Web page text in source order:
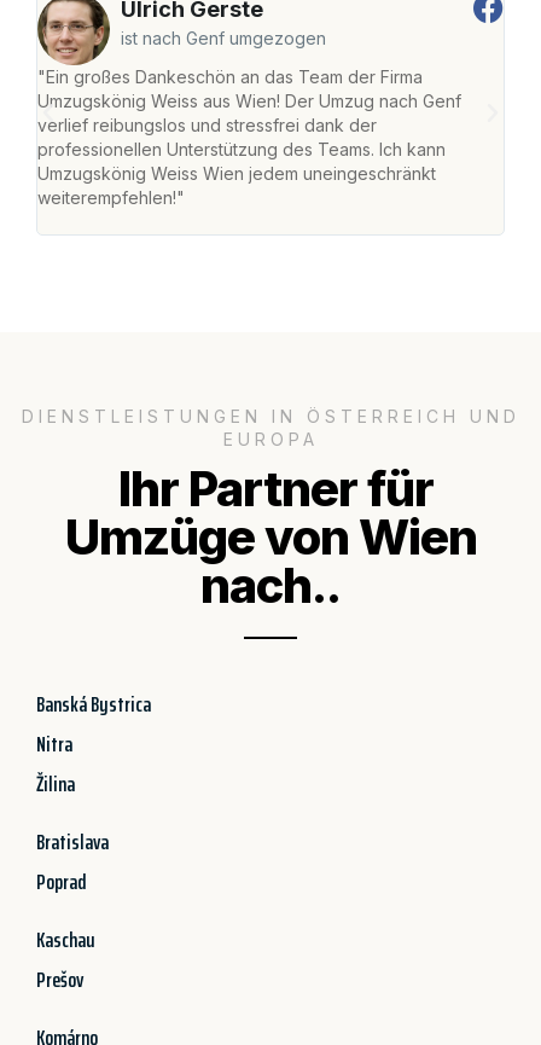
Ulrich Gerste
ist nach Genf umgezogen
"Ein großes Dankeschön an das Team der Firma
Umzugskönig Weiss aus Wien! Der Umzug nach Genf
verlief reibungslos und stressfrei dank der
professionellen Unterstützung des Teams. Ich kann
Umzugskönig Weiss Wien jedem uneingeschränkt
weiterempfehlen!"
DIENSTLEISTUNGEN IN ÖSTERREICH UND
EUROPA
Ihr Partner für
Umzüge von Wien
nach..
Banská Bystrica
Nitra
Žilina
Bratislava
Poprad
Kaschau
Prešov
Komárno